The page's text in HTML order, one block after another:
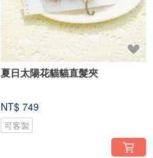
夏日太陽花貓貓直髮夾
NT$ 749
可客製